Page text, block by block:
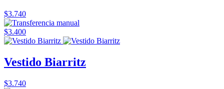
$3.740
$3.400
Vestido Biarritz
$3.740